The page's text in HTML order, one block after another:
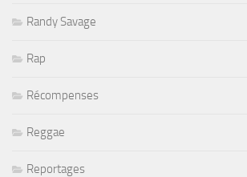
Randy Savage
Rap
Récompenses
Reggae
Reportages